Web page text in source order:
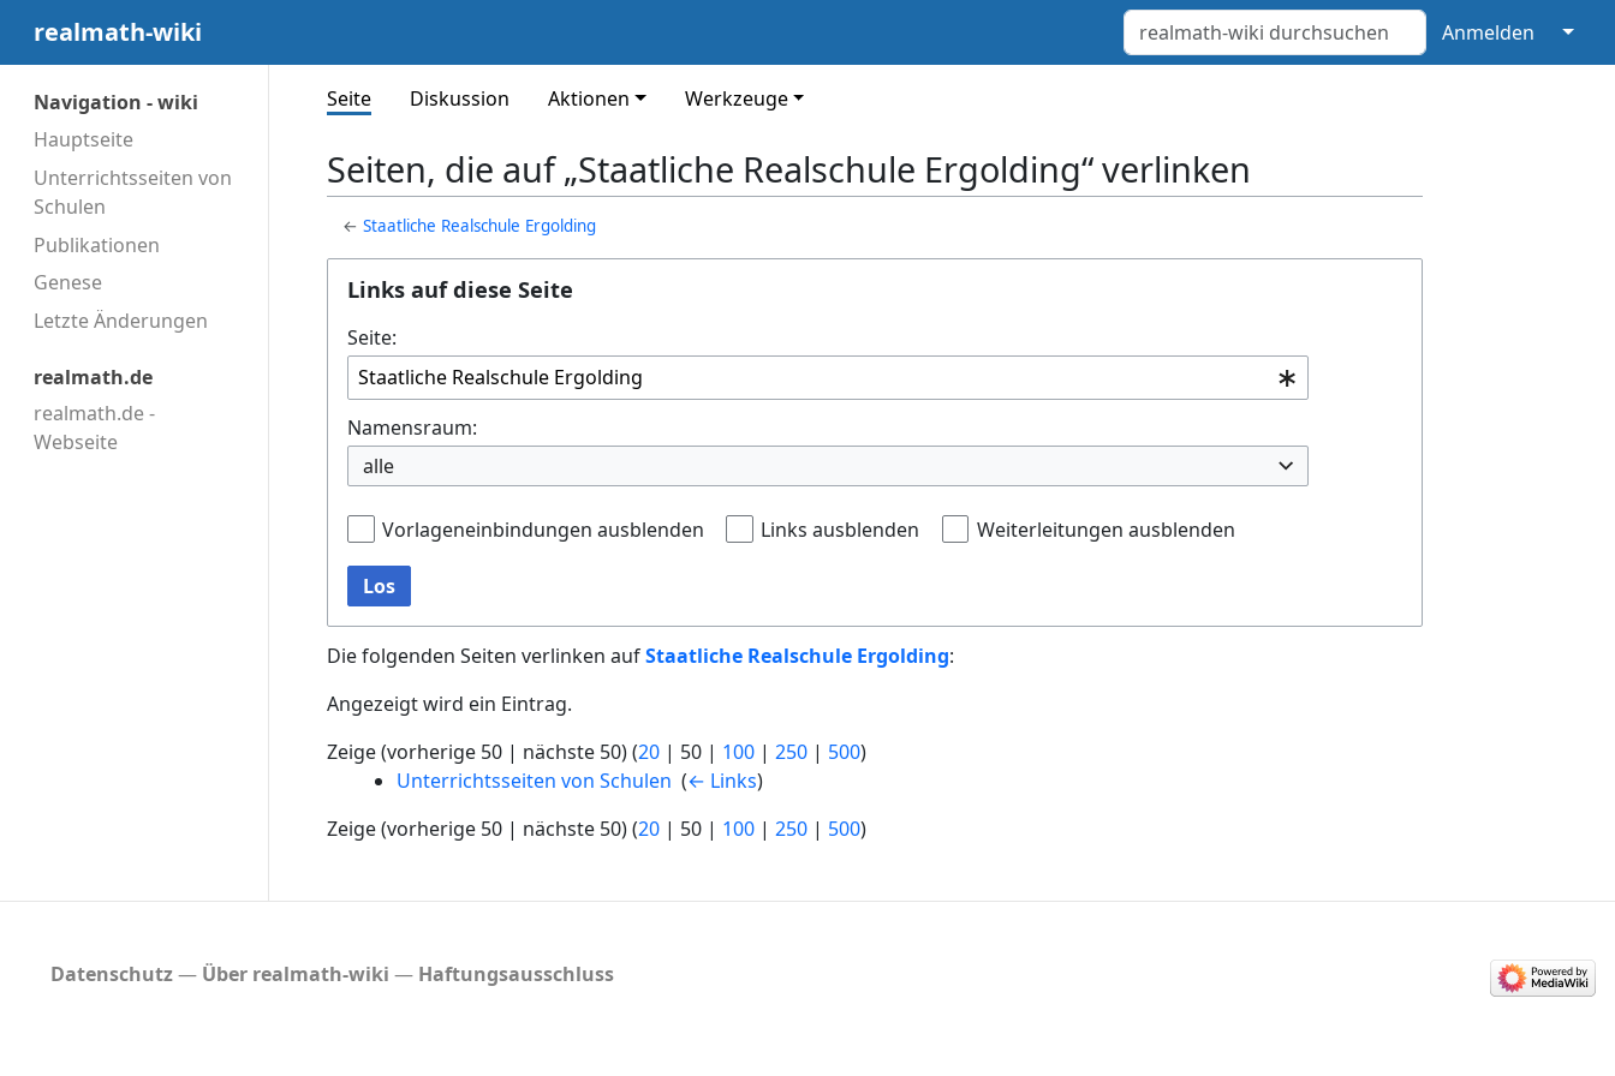
realmath-wiki Anmelden ↓
Navigation - wiki
Hauptseite
Unterrichtsseiten von
Schulen
Publikationen
Genese
Letzte Änderungen
realmath.de
realmath.de -
Webseite
Seite Diskussion Aktionen Werkzeuge
Seiten, die auf „Staatliche Realschule Ergolding“ verlinken
←Staatliche Realschule Ergolding
Links auf diese Seite
Seite:
Namensraum:
alle
Vorlageneinbindungen ausblenden Links ausblenden Weiterleitungen ausblenden
Los
Die folgenden Seiten verlinken aufStaatliche Realschule Ergolding:
Angezeigt wird ein Eintrag.
Zeige (vorherige 50 | nächste 50) (20 | 50 | 100 | 250 | 500)
Unterrichtsseiten von Schulen (← Links)
Zeige (vorherige 50 | nächste 50) (20 | 50 | 100 | 250 | 500)
Datenschutz Über realmath-wiki Haftungsausschluss